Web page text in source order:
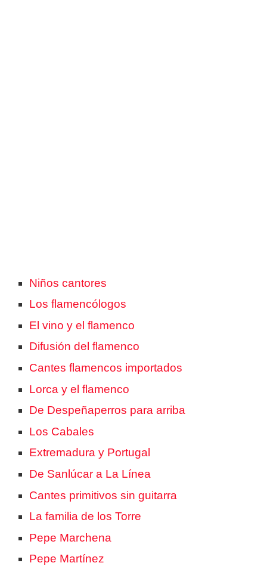
Niños cantores
Los flamencólogos
El vino y el flamenco
Difusión del flamenco
Cantes flamencos importados
Lorca y el flamenco
De Despeñaperros para arriba
Los Cabales
Extremadura y Portugal
De Sanlúcar a La Línea
Cantes primitivos sin guitarra
La familia de los Torre
Pepe Marchena
Pepe Martínez